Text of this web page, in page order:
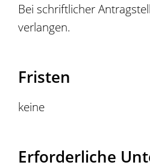
Bei schriftlicher
verlangen.
Fristen
keine
Erforderliche